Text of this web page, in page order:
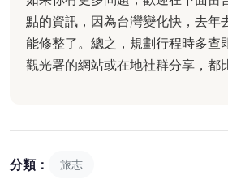
點的資訊，因為台灣變化快，去年
能修整了。總之，規劃行程時多查
觀光署的網站或在地社群分享，都
分類： 旅志